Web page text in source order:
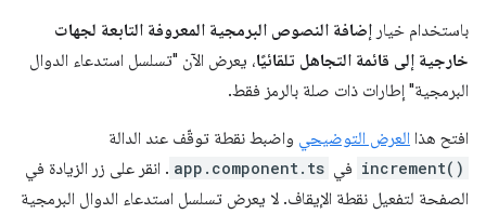
باستخدام خيار إضافة النصوص البرمجية المعروفة التابعة لجهات
خارجية إلى قائمة التجاهل تلقائيًا، يعرض الآن "تسلسل استدعاء الدوال
البرمجية" إطارات ذات صلة بالرمز فقط.
افتح هذا العرض التوضيحي واضبط نقطة توقّف عند الدالة
increment() في app.component.ts . انقر على زر الزيادة في
الصفحة لتفعيل نقطة الإيقاف. لا يعرض تسلسل استدعاء الدوال البرمجية